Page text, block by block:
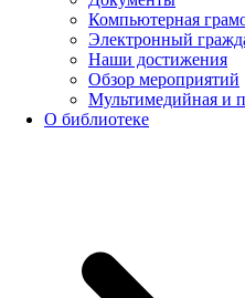
Компьютерная
Электронный
Наши достижения
Обзор мероприятий
Мультимедийная и
О библиотеке